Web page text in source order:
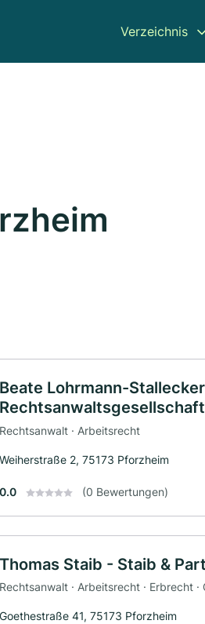
Verzeichnis
Beate Lohrmann-
Rechtsanwalt · Arbeitsrecht
Weiherstraße 2, 75173 Pforzheim
0.0 (0 Bewertungen)
Thomas Staib - Staib &
Rechtsanwalt · Arbeitsrecht · Erbrecht
Goethestraße 41, 75173 Pforzheim